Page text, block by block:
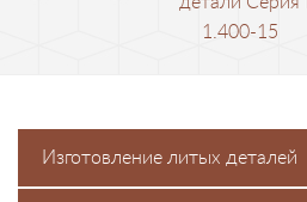
1.400-15
Изготовление литых деталей